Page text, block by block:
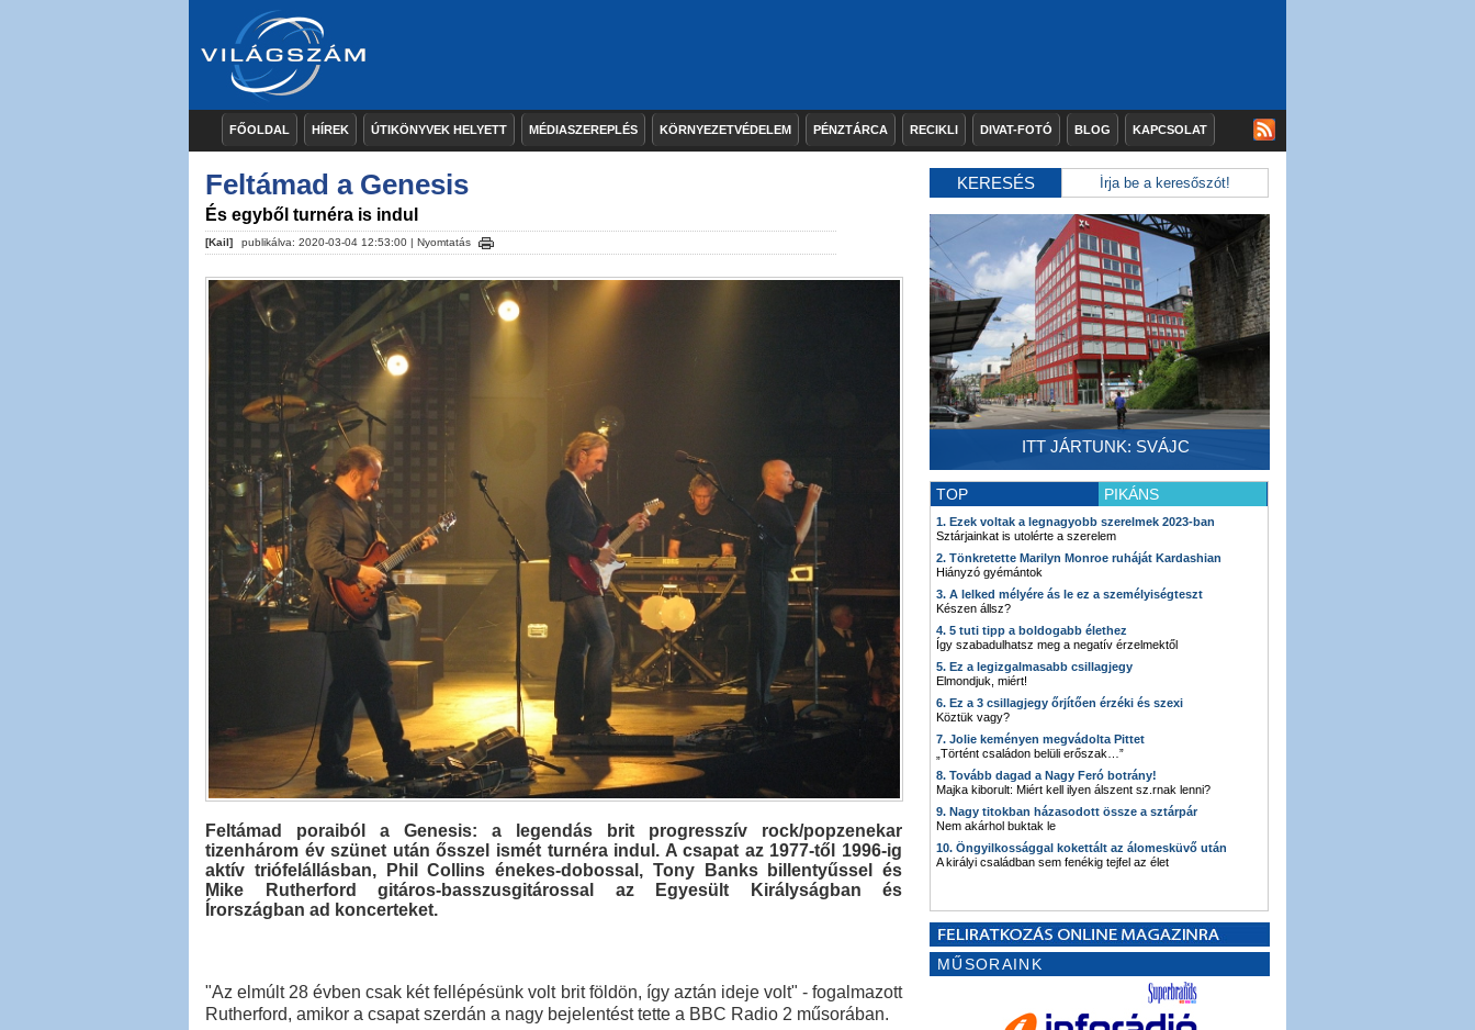
FŐOLDAL HÍREK ÚTIKÖNYVEK HELYETT MÉDIASZEREPLÉS KÖRNYEZETVÉDELEM PÉNZTÁRCA RECIKLI DIVAT-FOTÓ BLOG KAPCSOLAT
Feltámad a Genesis
És egyből turnéra is indul
[Kail] publikálva: 2020-03-04 12:53:00 | Nyomtatás
Feltámad poraiból a Genesis: a legendás brit progresszív rock/popzenekar
tizenhárom év szünet után ősszel ismét turnéra indul. A csapat az 1977-től 1996-ig
aktív triófelállásban, Phil Collins énekes-dobossal, Tony Banks billentyűssel és
Mike Rutherford gitáros-basszusgitárossal az Egyesült Királyságban és
Írországban ad koncerteket.
"Az elmúlt 28 évben csak két fellépésünk volt brit földön, így aztán ideje volt" - fogalmazott
Rutherford, amikor a csapat szerdán a nagy bejelentést tette a BBC Radio 2 műsorában.
KERESÉS
ITT JÁRTUNK: SVÁJC
TOP PIKÁNS
1. Ezek voltak a legnagyobb szerelmek 2023-ban
Sztárjainkat is utolérte a szerelem
2. Tönkretette Marilyn Monroe ruháját Kardashian
Hiányzó gyémántok
3. A lelked mélyére ás le ez a személyiségteszt
Készen állsz?
4. 5 tuti tipp a boldogabb élethez
Így szabadulhatsz meg a negatív érzelmektől
5. Ez a legizgalmasabb csillagjegy
Elmondjuk, miért!
6. Ez a 3 csillagjegy őrjítően érzéki és szexi
Köztük vagy?
7. Jolie keményen megvádolta Pittet
„Történt családon belüli erőszak…”
8. Tovább dagad a Nagy Feró botrány!
Majka kiborult: Miért kell ilyen álszent sz.rnak lenni?
9. Nagy titokban házasodott össze a sztárpár
Nem akárhol buktak le
10. Öngyilkossággal kokettált az álomesküvő után
A királyi családban sem fenékig tejfel az élet
MŰSORAINK